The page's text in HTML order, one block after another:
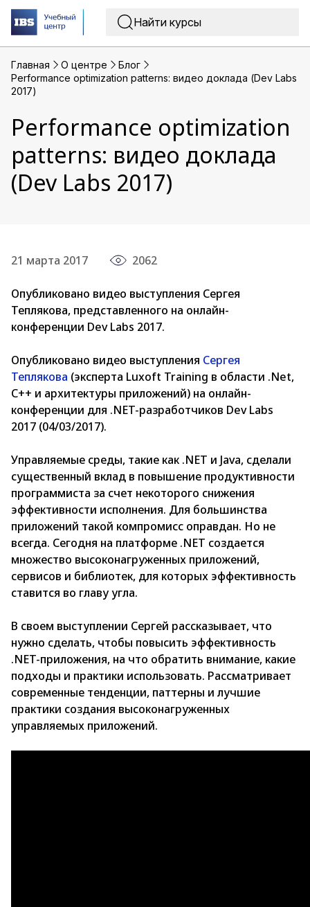
Главная O центре
Блог
Performance optimization patterns: видео доклада (Dev Labs
2017)
Performance optimization
patterns: видео доклада
(Dev Labs 2017)
21 марта 2017 2062
Опубликовано видео выступления Сергея
Теплякова, представленного на онлайн-
конференции Dev Labs 2017.
Опубликовано видео выступления Сергея
Теплякова (эксперта Luxoft Training в области .Net,
С++ и архитектуры приложений) на онлайн-
конференции для .NET-разработчиков Dev Labs
2017 (04/03/2017).
Управляемые среды, такие как .NET и Java, сделали
существенный вклад в повышение продуктивности
программиста за счет некоторого снижения
эффективности исполнения. Для большинства
приложений такой компромисс оправдан. Но не
всегда. Сегодня на платформе .NET создается
множество высоконагруженных приложений,
сервисов и библиотек, для которых эффективность
ставится во главу угла.
В своем выступлении Сергей рассказывает, что
нужно сделать, чтобы повысить эффективность
.NET-приложения, на что обратить внимание, какие
подходы и практики использовать. Рассматривает
современные тенденции, паттерны и лучшие
практики создания высоконагруженных
управляемых приложений.